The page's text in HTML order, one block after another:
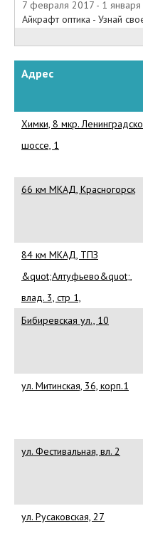
7 февраля 2017 - 1
Айкрафт оптика - Узнай
Адрес
Химки, 8 мкр.
шоссе, 1
66 км МКАД, Красногорск
84 км МКАД, ТПЗ
&quot;Алтуфьево&quot;,
влад. 3, стр 1,
Бибиревская ул., 10
ул. Митинская, 36, корп.1
ул. Фестивальная, вл. 2
ул. Русаковская, 27